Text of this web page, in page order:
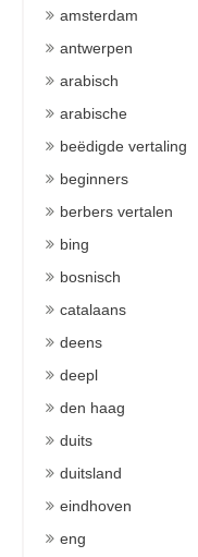
amsterdam
antwerpen
arabisch
arabische
beëdigde vertaling
beginners
berbers vertalen
bing
bosnisch
catalaans
deens
deepl
den haag
duits
duitsland
eindhoven
eng